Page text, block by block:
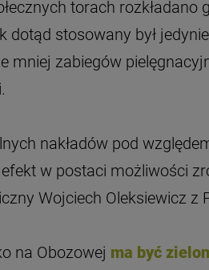
torach
dotąd stosowany był
mniej zabiegów
nakładów pod
w postaci możliwości
Wojciech Oleksiewicz z
na Obozowej ma być